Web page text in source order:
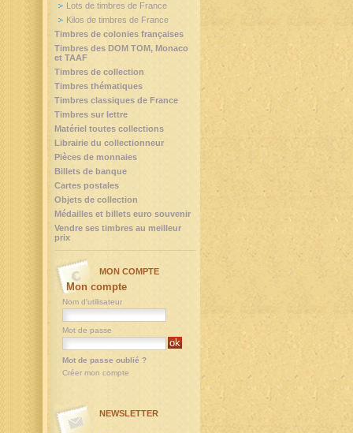
Lots de timbres de France
Kilos de timbres de France
Timbres de colonies françaises
Timbres des DOM TOM, Monaco
et TAAF
Timbres de collection
Timbres thématiques
Timbres classiques de France
Timbres sur lettre
Matériel toutes collections
Librairie du collectionneur
Pièces de monnaies
Billets de banque
Cartes postales
Objets de collection
Médailles et billets euro souvenir
Vendre ses timbres au meilleur
prix
MON COMPTE
Mon compte
Nom d'utilisateur
Mot de passe
Mot de passe oublié ?
Créer mon compte
NEWSLETTER